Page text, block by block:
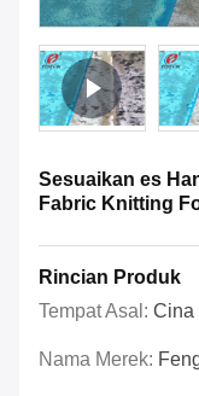
Sesuaikan es
Fabric Knitting
Rincian Produk
Tempat Asal: Cina
Nama Merek: